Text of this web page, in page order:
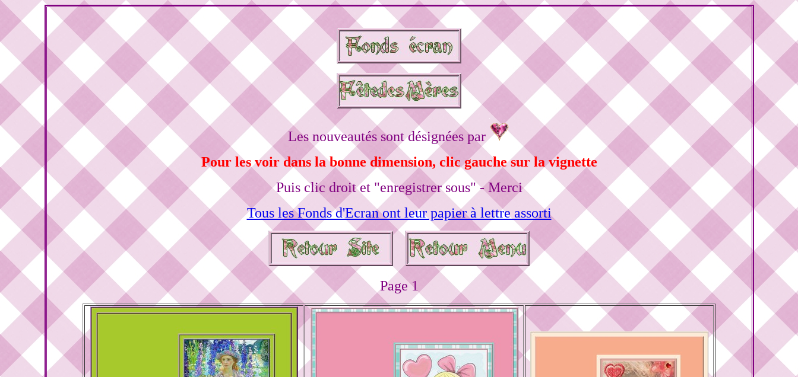
Les nouveautés sont désignées par
Pour les voir dans la bonne dimension, clic gauche sur la vignette
Puis clic droit et "enregistrer sous" - Merci
Tous les Fonds d'Ecran ont leur papier à lettre assorti
Page 1